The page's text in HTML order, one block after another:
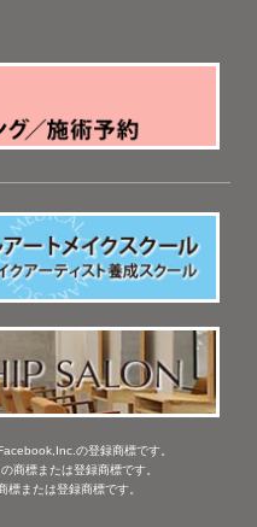
の登録商標です。
商標または登録商標です。
または登録商標です。